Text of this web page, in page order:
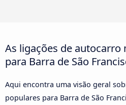
As ligações de autocarro
para Barra de São
Aqui encontra uma visão geral
populares para Barra de São